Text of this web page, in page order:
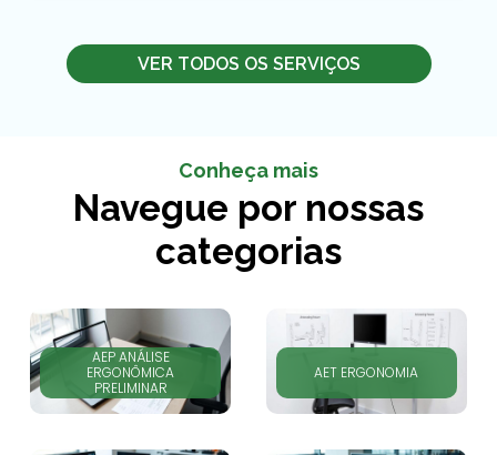
VER TODOS OS SERVIÇOS
Conheça mais
Navegue por nossas
categorias
AEP ANÁLISE
ERGONÔMICA
PRELIMINAR
AET ERGONOMIA